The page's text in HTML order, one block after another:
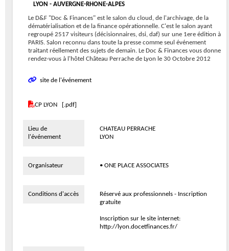
LYON - AUVERGNE-RHONE-ALPES
Le D&F "Doc & Finances" est le salon du cloud, de l'archivage, de la
dématérialisation et de la finance opérationnelle. C'est le salon ayant
regroupé 2517 visiteurs (décisionnaires, dsi, daf) sur une 1ere édition à
PARIS. Salon reconnu dans toute la presse comme seul événement
traitant réellement des sujets de demain. Le Doc & Finances vous donne
rendez-vous à l'hôtel Château Perrache de Lyon le 30 Octobre 2012
site de l'événement
CP LYON [.pdf]
Lieu de
l'événement
CHATEAU PERRACHE
LYON
Organisateur • ONE PLACE ASSOCIATES
Conditions d'accès
Réservé aux professionnels - Inscription
gratuite
Inscription sur le site internet:
http://lyon.docetfinances.fr/